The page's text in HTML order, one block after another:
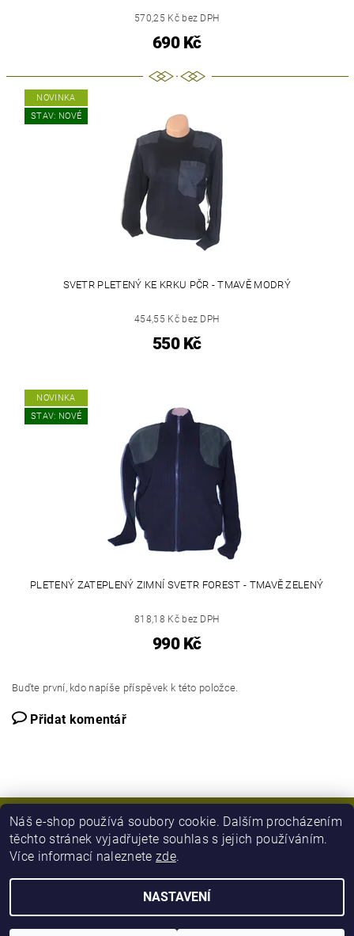
570,25 Kč bez DPH
690 Kč
NOVINKA
STAV: NOVÉ
SVETR PLETENÝ KE KRKU PČR - TMAVĚ MODRÝ
454,55 Kč bez DPH
550 Kč
NOVINKA
STAV: NOVÉ
PLETENÝ ZATEPLENÝ ZIMNÍ SVETR FOREST - TMAVĚ ZELENÝ
818,18 Kč bez DPH
990 Kč
Buďte první, kdo napíše příspěvek k této položce.
Přidat komentář
2026 © Army Zboží, všechna práva vyhrazena
Náš e-shop používá soubory cookie. Dalším procházením
těchto stránek vyjadřujete souhlas s jejich používáním.
Více informací naleznetezde.
NASTAVENÍ